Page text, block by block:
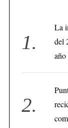
La
del
año